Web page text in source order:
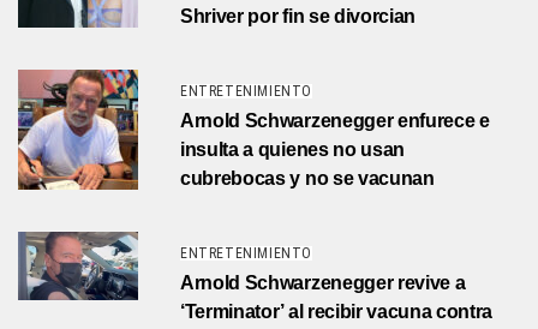
Shriver por fin se divorcian
ENTRETENIMIENTO
Arnold Schwarzenegger enfurece e
insulta a quienes no usan
cubrebocas y no se vacunan
ENTRETENIMIENTO
Arnold Schwarzenegger revive a
‘Terminator’ al recibir vacuna contra